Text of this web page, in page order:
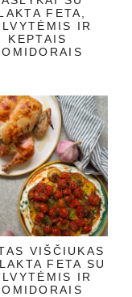
FETA,
IR
KEPTAIS
VIŠČIUKAS
FETA SU
IR